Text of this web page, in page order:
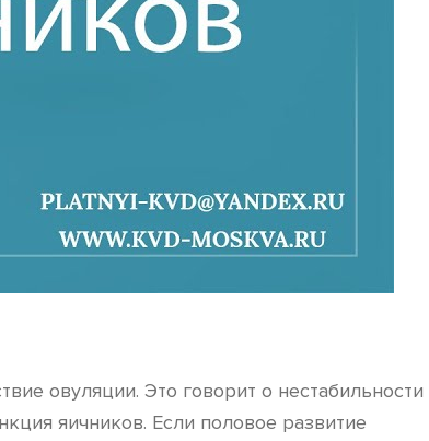
овуляции. Это говорит о нестабильности
яичников. Если половое развитие